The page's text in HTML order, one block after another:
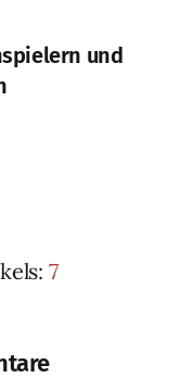
und
7